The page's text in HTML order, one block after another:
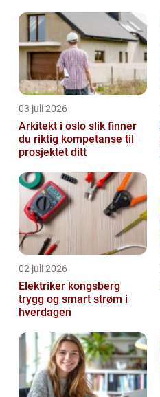
03 juli 2026
Arkitekt i oslo slik finner
du riktig kompetanse til
prosjektet ditt
02 juli 2026
Elektriker kongsberg
trygg og smart strøm i
hverdagen